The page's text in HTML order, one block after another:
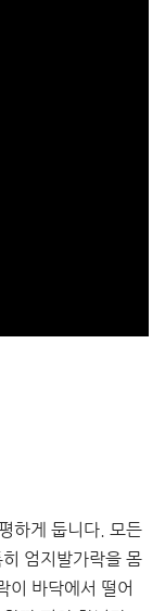
하게 둡니다. 모든
엄지발가락을 몸
이 바닥에서 떨어